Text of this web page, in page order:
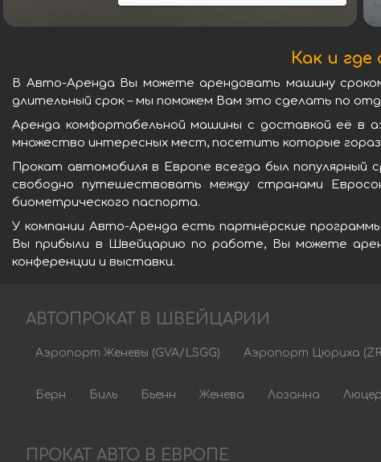
Как и
В Авто-Аренда Вы можете арендовать машину
длительный срок – мы поможем Вам это сделать по
Аренда комфортабельной машины с доставкой её в
множество интересных мест, посетить которые
Прокат автомобиля в Европе всегда был
свободно путешествовать между странами
биометрического паспорта.
У компании Авто-Аренда есть партнёрские
Вы прибыли в Швейцарию по работе, Вы можете
конференции и выставки.
АВТОПРОКАТ В ШВЕЙЦАРИИ
Аэропорт Женевы (GVA/LSGG) Аэропорт Цюриха
Берн Биль Бьенн Женева Лозанна
ПРОКАТ АВТО В ЕВРОПЕ